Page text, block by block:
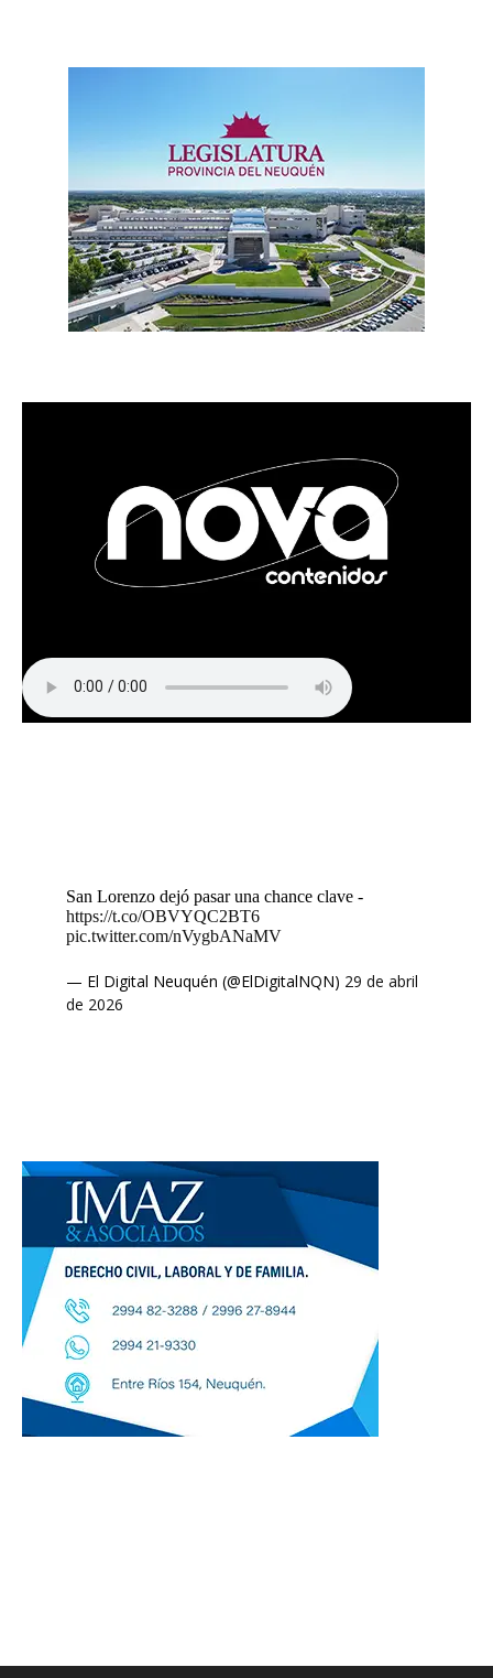
San Lorenzo dejó pasar una chance clave -
https://t.co/OBVYQC2BT6
pic.twitter.com/nVygbANaMV
— El Digital Neuquén (@ElDigitalNQN) 29 de abril
de 2026